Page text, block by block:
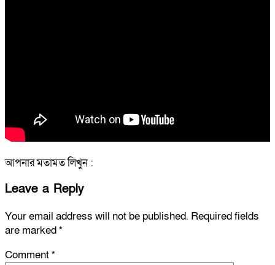
আপনার মতামত লিখুন :
Leave a Reply
Your email address will not be published. Required fields
are marked*
Comment*